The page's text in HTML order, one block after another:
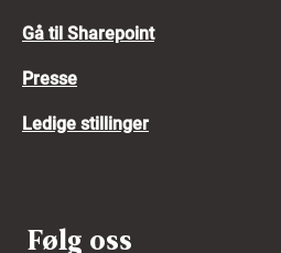
Gå til Sharepoint
Presse
Ledige stillinger
Følg oss